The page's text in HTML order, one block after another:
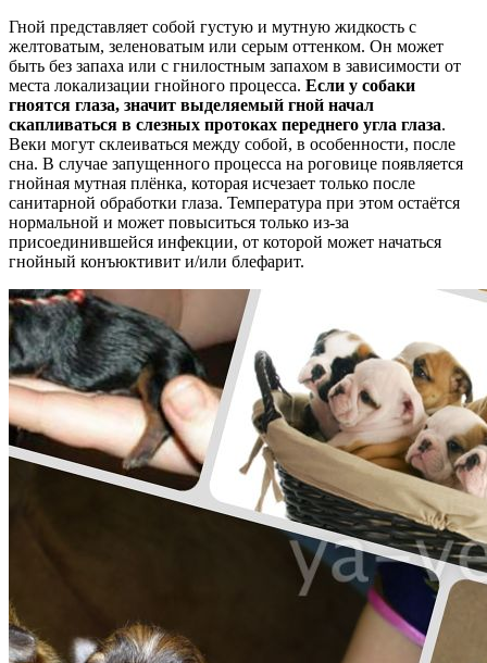
Гной представляет собой густую и мутную жидкость с
желтоватым, зеленоватым или серым оттенком. Он может
быть без запаха или с гнилостным запахом в зависимости от
места локализации гнойного процесса. Если у собаки
гноятся глаза, значит выделяемый гной начал
скапливаться в слезных протоках переднего угла глаза.
Веки могут склеиваться между собой, в особенности, после
сна. В случае запущенного процесса на роговице появляется
гнойная мутная плёнка, которая исчезает только после
санитарной обработки глаза. Температура при этом остаётся
нормальной и может повыситься только из-за
присоединившейся инфекции, от которой может начаться
гнойный конъюктивит и/или блефарит.